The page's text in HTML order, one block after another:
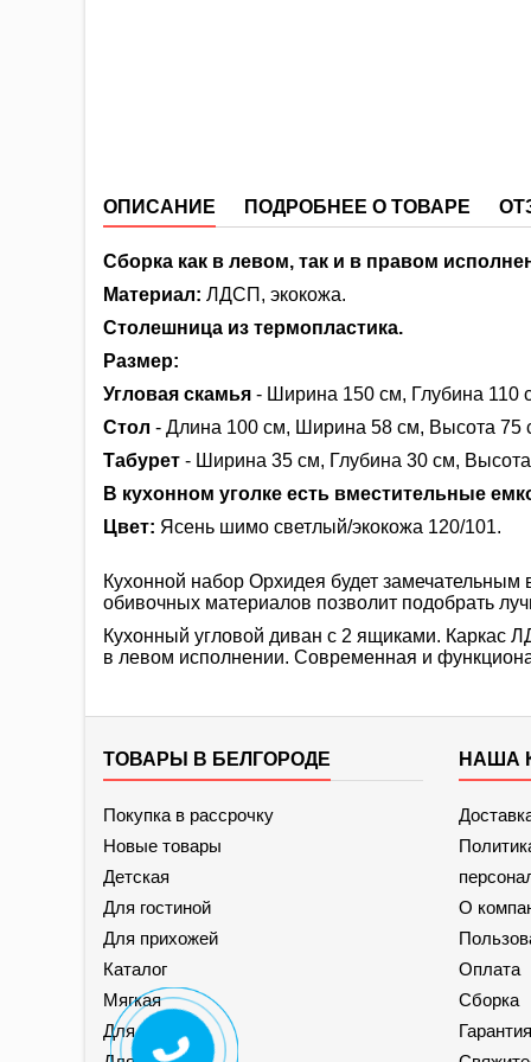
ОПИСАНИЕ ПОДРОБНЕЕ О ТОВАРЕ
Сборка как в левом, так и в правом
Материал: ЛДСП, экокожа.
Столешница из термопластика.
Размер:
Угловая скамья - Ширина 150 см, Глубина 110
Стол - Длина 100 см, Ширина 58 см, Высота 75
Табурет - Ширина 35 см, Глубина 30 см,
В кухонном уголке есть вместительные
Цвет: Ясень шимо светлый/экокожа 120/101.
Кухонной набор Орхидея будет
обивочных материалов позволит подобрать
Кухонный угловой диван с 2 ящиками. Каркас
в левом исполнении. Современная и
ТОВАРЫ В БЕЛГОРОДЕ
Покупка в рассрочку
Новые товары
Детская
Для гостиной
Для прихожей
Каталог
Мягкая
Для кухни
НАША
О
Оплата
Сборка
Гарантия